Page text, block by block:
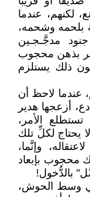
لكنهم، عندما
بلحمه وشحمه،
مدجَّـجـين
بذهن محجوب
ذلك يستلزم
عندما لاحظ أن
أزعجها هدير
تستطلع الأمر،
يحتاج لكلِّ تلك
وإنَّما،
محجوب بإبعاد
بالدُّخول!
وسط الحوش،